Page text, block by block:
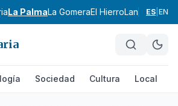
La PalmaLa GomeraEl HierroLanzarote
ES EN
Sociedad Cultura Local